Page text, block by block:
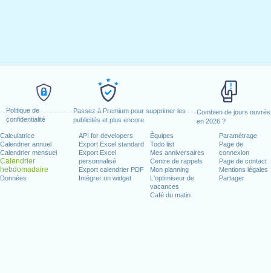
Politique de
confidentialité
Passez à Premium pour supprimer les
publicités et plus encore
Combien de jours ouvrés
en 2026 ?
Calculatrice
Calendrier annuel
Calendrier mensuel
Calendrier
hebdomadaire
Données
API for developers
Export Excel standard
Export Excel
personnalisé
Export calendrier PDF
Intégrer un widget
Équipes
Todo list
Mes anniversaires
Centre de rappels
Mon planning
L'optimiseur de
vacances
Café du matin
Paramétrage
Page de
connexion
Page de contact
Mentions légales
Partager